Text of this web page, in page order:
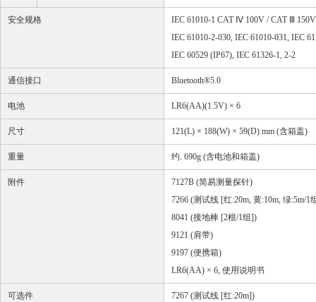
安全规格 IEC 61010-1 CAT Ⅳ 100V / CAT
IEC 61010-2-030, IEC 61010-031, IEC
IEC 60529 (IP67), IEC 61326-1, 2-2
通信接口 Bluetooth®5.0
电池 LR6(AA)(1.5V) × 6
尺寸 121(L) × 188(W) × 59(D) mm (含箱盖)
重量 约. 690g (含电池和箱盖)
附件 7127B (简易测量探针)
7266 (测试线 [红:20m, 黄:10m, 绿:5m/1
8041 (接地棒 [2根/1组])
9121 (肩带)
9197 (便携箱)
LR6(AA) × 6, 使用说明书
可选件 7267 (测试线 [红:20m])